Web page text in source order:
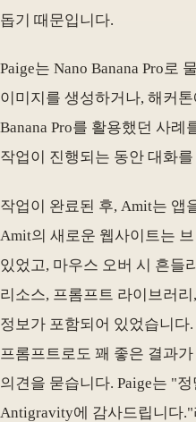
돕기 때문입니다.
Paige는 Nano Banana Pro로
이미지를 생성하거나, 해커
Banana Pro를 활용했던 사례
작업이 진행되는 동안 대화
작업이 완료된 후, Amit는 앱
Amit의 새로운 웹사이트는
있었고, 마우스 오버 시 흔
리소스, 프롬프트 라이브러
정보가 포함되어 있었습니다
프롬프트로도 꽤 좋은 결과
의견을 묻습니다. Paige는 "
Antigravity에 감사드립니다